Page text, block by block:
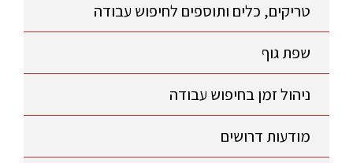
טריקים, כלים ותוספים לחיפוש עבודה
שפת גוף
ניהול זמן בחיפוש עבודה
מודעות דרושים